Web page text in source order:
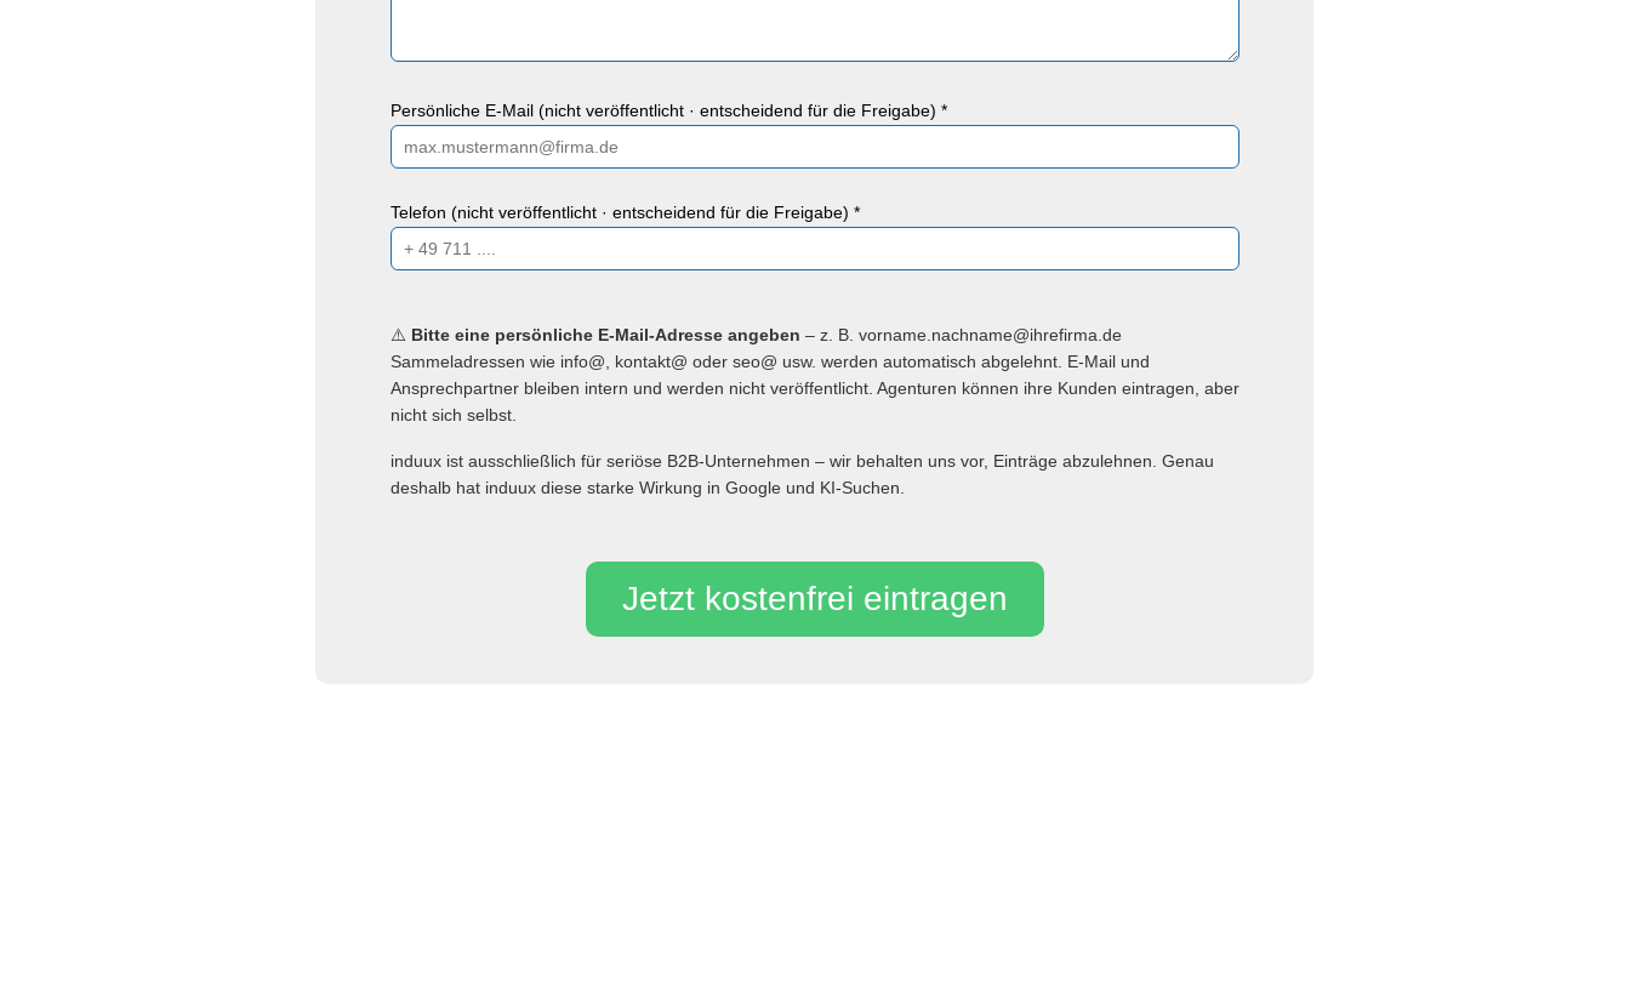
Persönliche E-Mail (nicht veröffentlicht · entscheidend für die Freigabe) *
Telefon (nicht veröffentlicht · entscheidend für die Freigabe) *
Jetzt kostenfrei eintragen
⚠️ Bitte eine persönliche E-Mail-Adresse angeben – z. B. vorname.nachname@ihrefirma.de
Sammeladressen wie info@, kontakt@ oder seo@ usw. werden automatisch abgelehnt. E-Mail und
Ansprechpartner bleiben intern und werden nicht veröffentlicht. Agenturen können ihre Kunden eintragen, aber
nicht sich selbst.
induux ist ausschließlich für seriöse B2B-Unternehmen – wir behalten uns vor, Einträge abzulehnen. Genau
deshalb hat induux diese starke Wirkung in Google und KI-Suchen.